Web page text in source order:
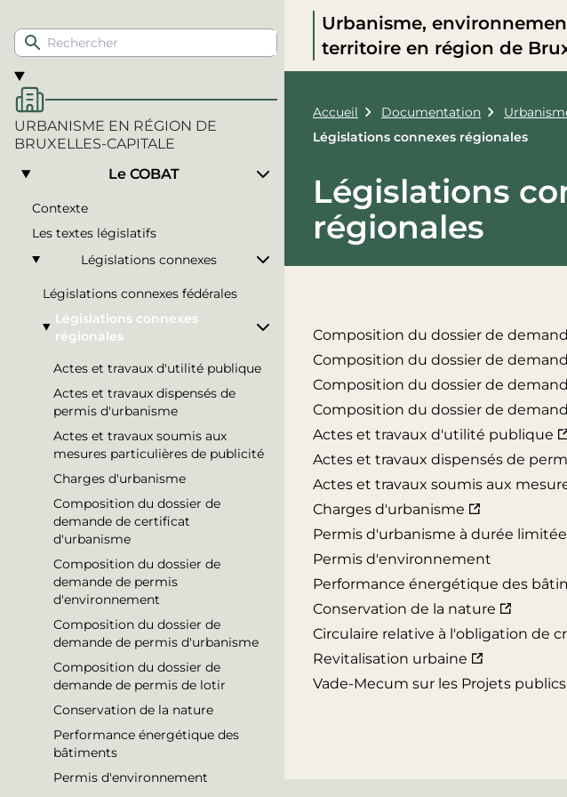
Urbanisme,
territoire en région de
URBANISME EN RÉGION DE
BRUXELLES-CAPITALE
Le COBAT
Contexte
Les textes législatifs
Législations connexes
Législations connexes fédérales
Législations connexes
régionales
Actes et travaux d'utilité publique
Actes et travaux dispensés de
permis d'urbanisme
Actes et travaux soumis aux
mesures particulières de publicité
Charges d'urbanisme
Composition du dossier de
demande de certificat
d'urbanisme
Composition du dossier de
demande de permis
d'environnement
Composition du dossier de
demande de permis d'urbanisme
Composition du dossier de
demande de permis de lotir
Conservation de la nature
Performance énergétique des
bâtiments
Permis d'environnement
Accueil Documentation
Législations connexes régionales
Législations
régionales
Composition du dossier de
Composition du dossier de
Composition du dossier de
Composition du dossier de
Actes et travaux d'utilité publique
Actes et travaux dispensés de
Actes et travaux soumis aux
Charges d'urbanisme
Permis d'urbanisme à durée limitée
Permis d'environnement
Performance énergétique des
Conservation de la nature
Circulaire relative à l'obligation de
Revitalisation urbaine
Vade-Mecum sur les Projets